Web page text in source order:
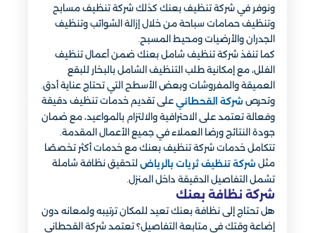
ونوفر في شركة تنظيف بعنك كذلك شركة تنظيف مسابح
وتنظيف حمامات سباحة من خلال إزالة الشوائب وتنظيف
الجدران والأرضيات ومحيط المسبح.
كما تنفذ شركة تنظيف شامل بعنك ضمن أعمال تنظيف
الفلل، مع إمكانية طلب التنظيف الشامل بالبخار للبقع
العميقة والمفروشات وبعض الأسطح التي تحتاج عناية أدق.
وتحرص شركة القحطاني على تقديم خدمات تنظيف دقيقة
وفعالة تعتمد على الاحترافية والالتزام بالمواعيد، مع ضمان
جودة النتائج ورضا العملاء في جميع الأعمال المقدمة.
تتكامل خدمات شركة تنظيف بعنك مع خدمات أكثر تخصصًا
مثل شركة تنظيف ثريات بالرياض لتحقيق نظافة شاملة
تشمل التفاصيل الدقيقة داخل المنزل.
شركة نظافة بعنك
هل تحتاج إلى نظافة بعنك تعيد للمكان ترتيبه ولمعانه دون
إضاعة وقتك في متابعة التفاصيل؟ تعتمد شركة القحطاني